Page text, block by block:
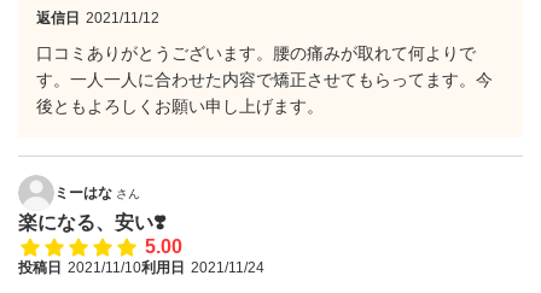
返信日 2021/11/12
口コミありがとうございます。腰の痛みが取れて何よりで
す。一人一人に合わせた内容で矯正させてもらってます。今
後ともよろしくお願い申し上げます。
ミーはな さん
楽になる、安い❣️
5.00
投稿日 2021/11/10利用日 2021/11/24